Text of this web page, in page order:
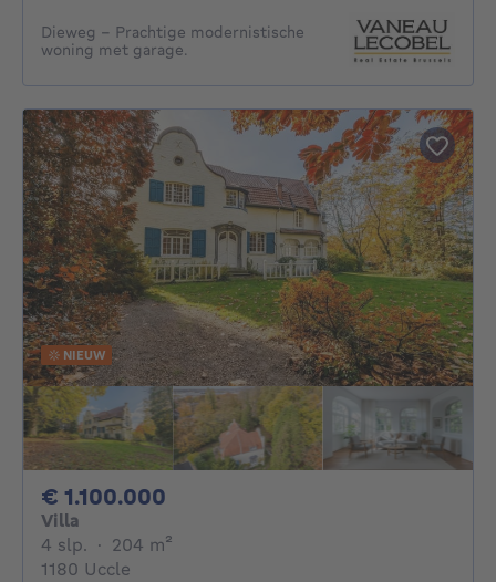
Dieweg – Prachtige modernistische
woning met garage.
NIEUW
€ 1.100.000
Villa
4 slp. 4 slaapkamers
· 204 m²
1180 Uccle